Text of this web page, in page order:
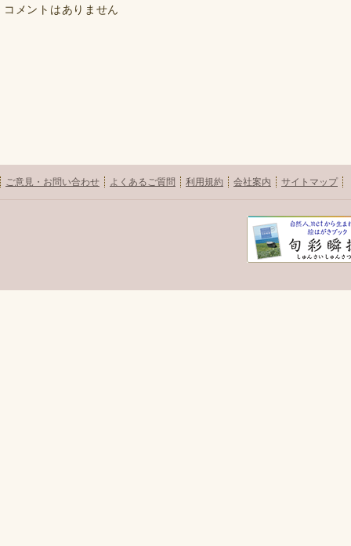
コメントはありません
ご意見・お問い合わせ よくあるご質問 利用規約 会社案内 サイトマップ